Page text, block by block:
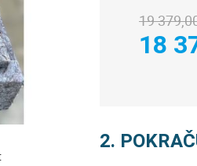
19
18
2.